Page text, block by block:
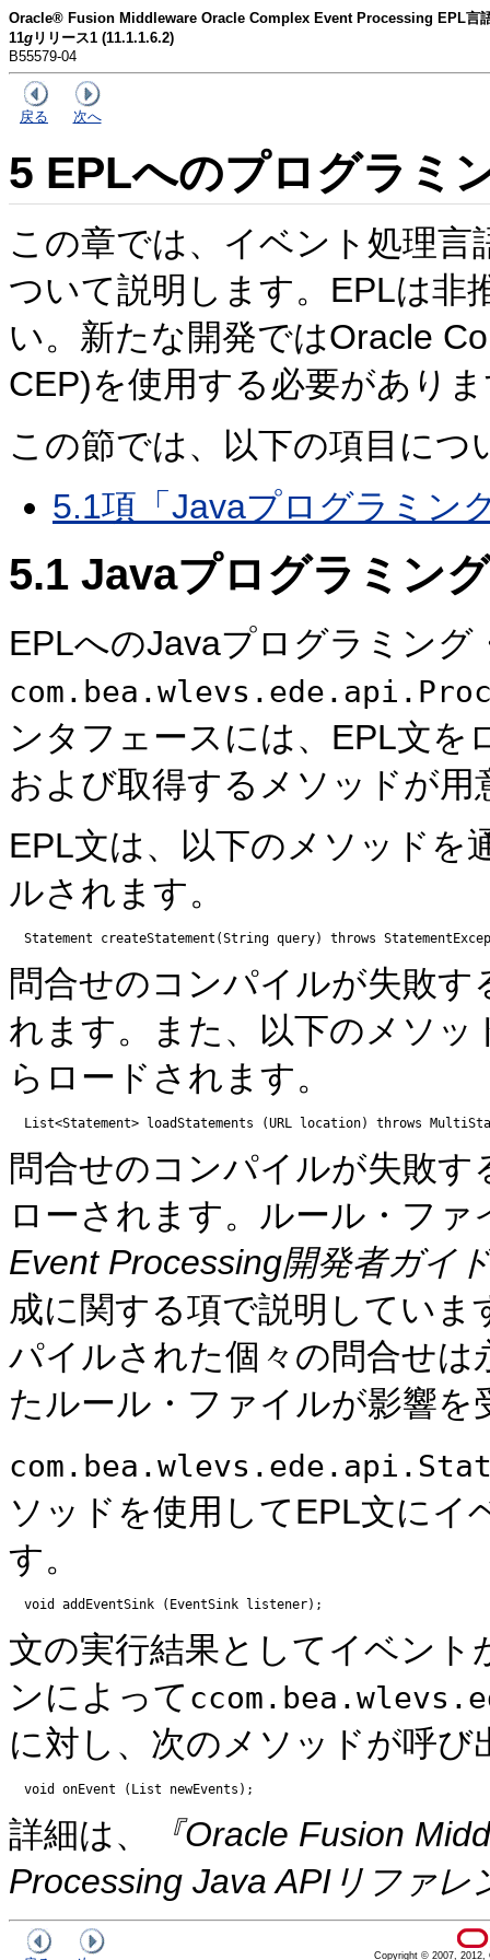
Oracle® Fusion Middleware Oracle Complex Event Processing EPL言
11g リリース1 (11.1.1.6.2)
B55579-04
戻る 次へ
5 EPLへのプログラミ
この章では、イベント処理
ついて説明します。EPLは非
い。新たな開発ではOracle
CEP)を使用する必要があり
この節では、以下の項目につ
5.1項「Javaプログラミン
5.1 Javaプログラミン
EPLへのJavaプログラミン
ンタフェースには、EPL文を
および取得するメソッドが用
EPL文は、以下のメソッドを
ルされます。
問合せのコンパイルが失敗す
れます。また、以下のメソ
らロードされます。
問合せのコンパイルが失敗す
ローされます。ルール・ファ
Event Processing開発者ガイ
成に関する項で説明していま
パイルされた個々の問合せは
たルール・ファイルが影響
ソッドを使用してEPL文に
す。
文の実行結果としてイベン
ンによって
に対し、次のメソッドが呼び
詳細は、
『Oracle Fusion
Processing Java APIリファレ
Copyright © 2007, 2012,